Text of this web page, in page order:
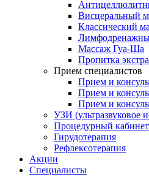
Висцеральный
Классический
Массаж Гуа-Ша
Пропитка
Прием специалистов
Прием и
Прием и
Прием и
УЗИ (ультразвуковое
Процедурный кабинет
Гирудотерапия
Рефлексотерапия
Акции
Специалисты